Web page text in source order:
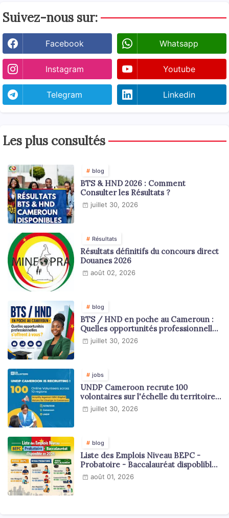
Suivez-nous sur:
Facebook Whatsapp
Instagram Youtube
Telegram Linkedin
Les plus consultés
blog
BTS & HND 2026 : Comment
Consulter les Résultats ?
juillet 30, 2026
Résultats
Résultats définitifs du concours direct
Douanes 2026
août 02, 2026
blog
BTS / HND en poche au Cameroun :
Quelles opportunités professionnelles
s'offrent à vous ?
juillet 30, 2026
jobs
UNDP Cameroon recrute 100
volontaires sur l'échelle du territoire
national
juillet 30, 2026
blog
Liste des Emplois Niveau BEPC -
Probatoire - Baccalauréat dispoblible
en 2026
août 01, 2026